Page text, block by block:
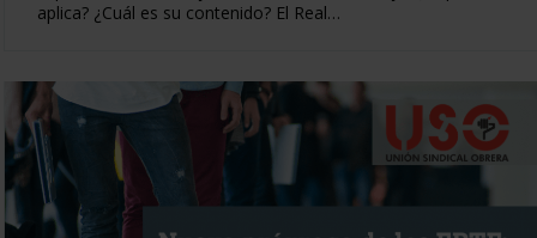
aplica? ¿Cuál es su contenido? El Real…